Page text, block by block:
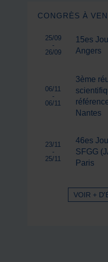
CONGRÈS À
25/09
-
26/09
15es
Angers
06/11
-
06/11
3ème
Nantes
23/11
-
25/11
46es
SFGG
Paris
VOIR +